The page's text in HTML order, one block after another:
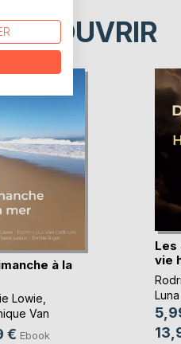
à la
Lowie
Van
, ...
€ Ebook
Les
vie
Luna